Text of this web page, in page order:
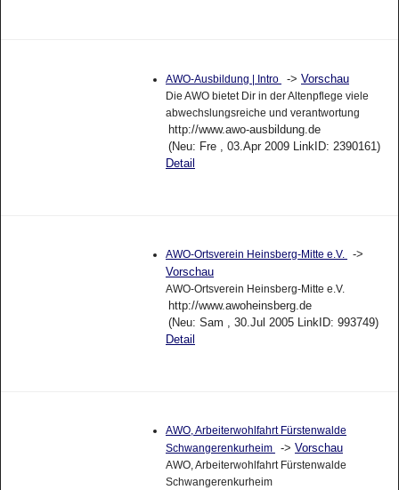
AWO-Ausbildung | Intro -> Vorschau
Die AWO bietet Dir in der Altenpflege viele
abwechslungsreiche und verantwortung
http://www.awo-ausbildung.de
(Neu: Fre , 03.Apr 2009 LinkID: 2390161)
Detail
AWO-Ortsverein Heinsberg-Mitte e.V.
->
Vorschau
AWO-Ortsverein Heinsberg-Mitte e.V.
http://www.awoheinsberg.de
(Neu: Sam , 30.Jul 2005 LinkID: 993749)
Detail
AWO, Arbeiterwohlfahrt Fürstenwalde
Schwangerenkurheim
-> Vorschau
AWO, Arbeiterwohlfahrt Fürstenwalde
Schwangerenkurheim